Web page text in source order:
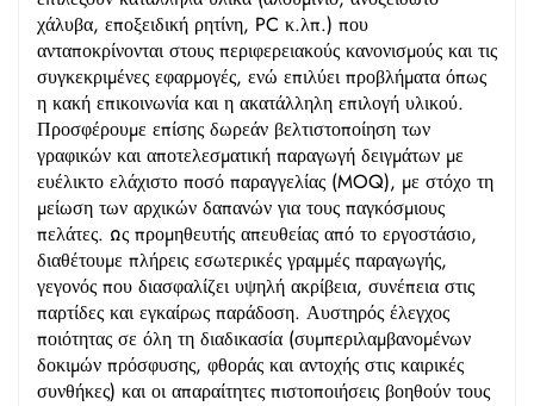
χάλυβα, εποξειδική ρητίνη, PC κ.λπ.) που
ανταποκρίνονται στους περιφερειακούς κανονισμούς και τις
συγκεκριμένες εφαρμογές, ενώ επιλύει προβλήματα όπως
η κακή επικοινωνία και η ακατάλληλη επιλογή υλικού.
Προσφέρουμε επίσης δωρεάν βελτιστοποίηση των
γραφικών και αποτελεσματική παραγωγή δειγμάτων με
ευέλικτο ελάχιστο ποσό παραγγελίας (MOQ), με στόχο τη
μείωση των αρχικών δαπανών για τους παγκόσμιους
πελάτες. Ως προμηθευτής απευθείας από το εργοστάσιο,
διαθέτουμε πλήρεις εσωτερικές γραμμές παραγωγής,
γεγονός που διασφαλίζει υψηλή ακρίβεια, συνέπεια στις
παρτίδες και εγκαίρως παράδοση. Αυστηρός έλεγχος
ποιότητας σε όλη τη διαδικασία (συμπεριλαμβανομένων
δοκιμών πρόσφυσης, φθοράς και αντοχής στις καιρικές
συνθήκες) και οι απαραίτητες πιστοποιήσεις βοηθούν τους